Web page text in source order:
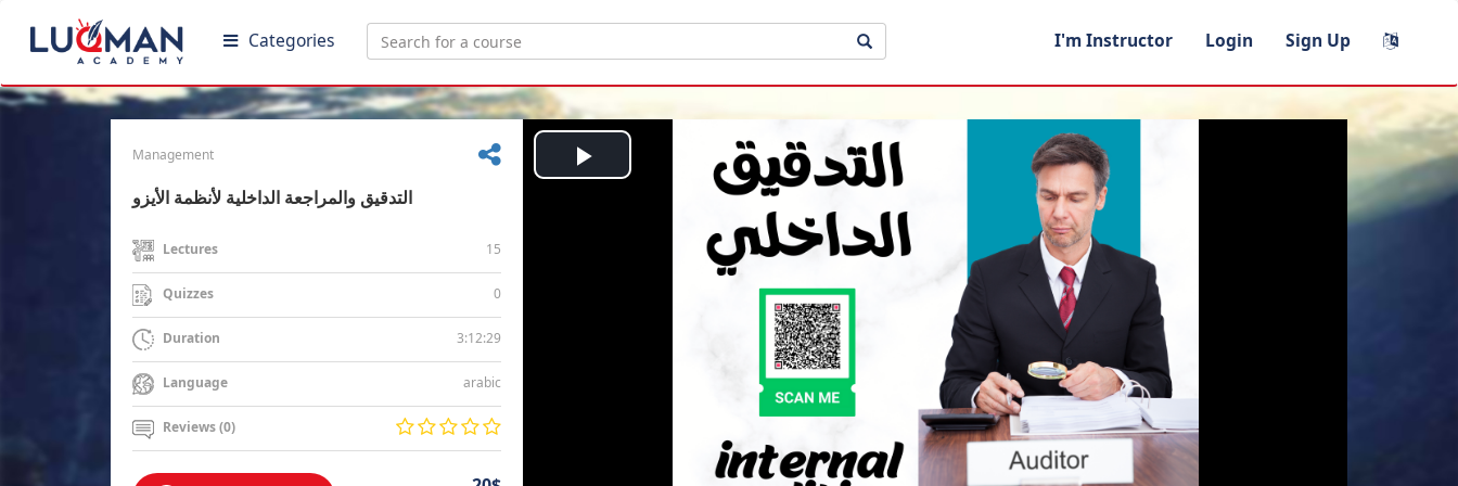
Categories I'm Instructor Login Sign Up
Management
التدقيق والمراجعة الداخلية لأنظمة الأيزو
Lectures 15
Quizzes 0
Duration 3:12:29
Language arabic
Reviews (0)
Play